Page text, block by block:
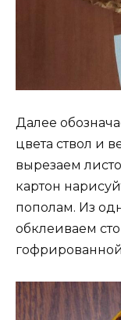
Далее
цвета ствол и
вырезаем
картон
пополам. Из
обклеиваем